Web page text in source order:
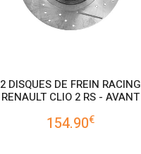
2 DISQUES DE FREIN RACING
RENAULT CLIO 2 RS - AVANT
154.90€